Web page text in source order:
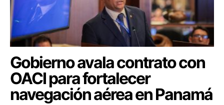
Gobierno avala contrato con
OACI para fortalecer
navegación aérea en Panamá